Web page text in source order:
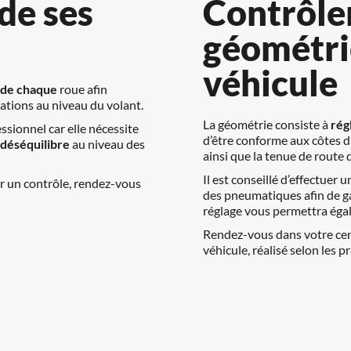
ses
chaque roue afin
au niveau du volant.
car elle nécessite
au niveau des
un contrôle, rendez-vous
véhicule
La géométrie consiste à
d’être conforme aux côtes
ainsi que la tenue de route
Il est conseillé d’effectuer
des pneumatiques afin de
réglage vous permettra
Rendez-vous dans votre
véhicule, réalisé selon les